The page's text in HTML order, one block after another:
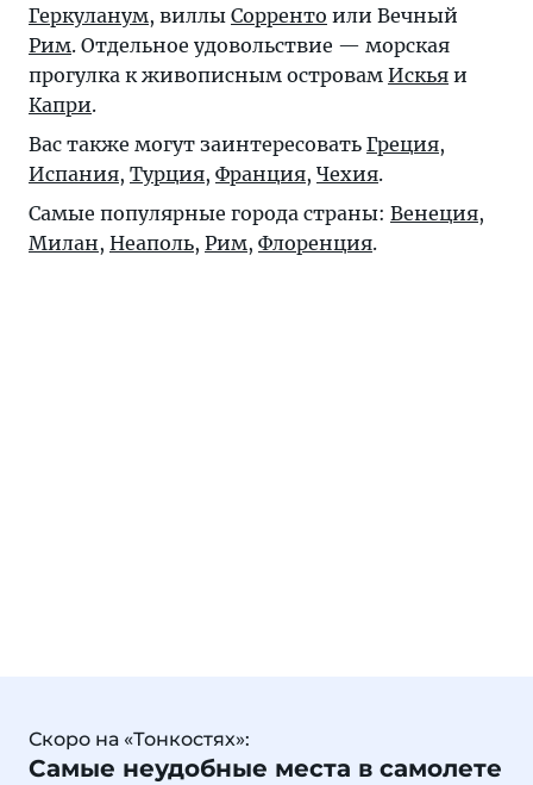
Геркуланум, виллы Сорренто или Вечный
Рим. Отдельное удовольствие — морская
прогулка к живописным островам Искья и
Капри.
Вас также могут заинтересовать Греция,
Испания, Турция, Франция, Чехия.
Самые популярные города страны: Венеция,
Милан, Неаполь, Рим, Флоренция.
Скоро на «Тонкостях»:
Самые неудобные места в самолете